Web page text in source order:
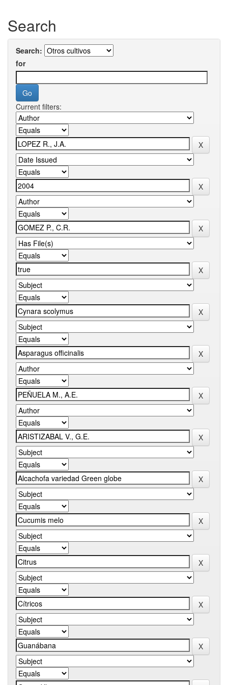
Search
Search:
for
Current filters: